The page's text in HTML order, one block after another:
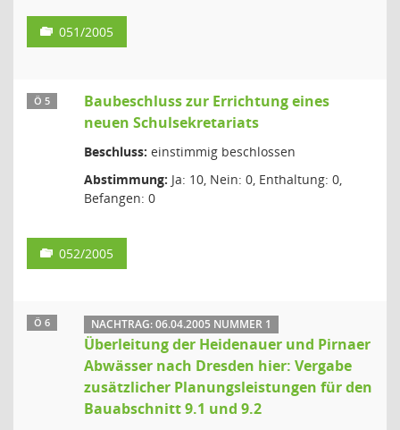
051/2005
Ö 5
Baubeschluss zur Errichtung eines
neuen Schulsekretariats
Beschluss: einstimmig beschlossen
Abstimmung: Ja: 10, Nein: 0, Enthaltung: 0,
Befangen: 0
052/2005
Ö 6 NACHTRAG: 06.04.2005 NUMMER 1
Überleitung der Heidenauer und Pirnaer
Abwässer nach Dresden hier: Vergabe
zusätzlicher Planungsleistungen für den
Bauabschnitt 9.1 und 9.2